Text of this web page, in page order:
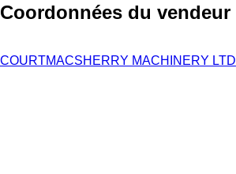
Coordonnées du vendeur
COURTMACSHERRY MACHINERY LTD